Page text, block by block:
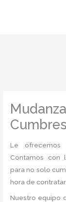
Cumbres
Le ofrecemos
Contamos con
para no solo
hora de
Nuestro equipo